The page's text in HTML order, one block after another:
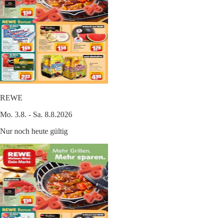
REWE
Mo. 3.8. - Sa. 8.8.2026
Nur noch heute gültig